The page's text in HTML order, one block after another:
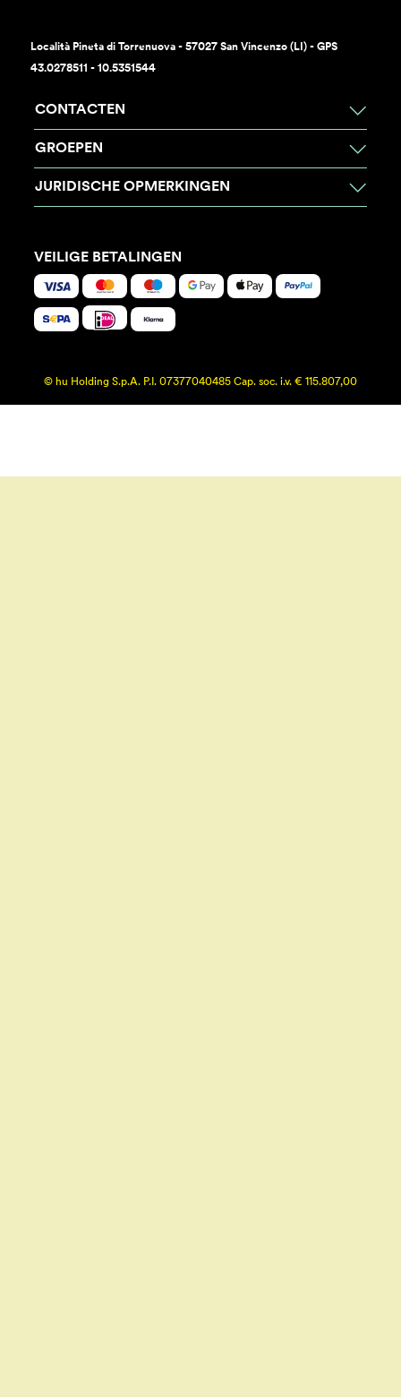
Località Pineta di Torrenuova - 57027 San Vincenzo (LI) - GPS
43.0278511 - 10.5351544
CONTACTEN
GROEPEN
JURIDISCHE OPMERKINGEN
VEILIGE BETALINGEN
© hu Holding S.p.A. P.I. 07377040485 Cap. soc. i.v. € 115.807,00